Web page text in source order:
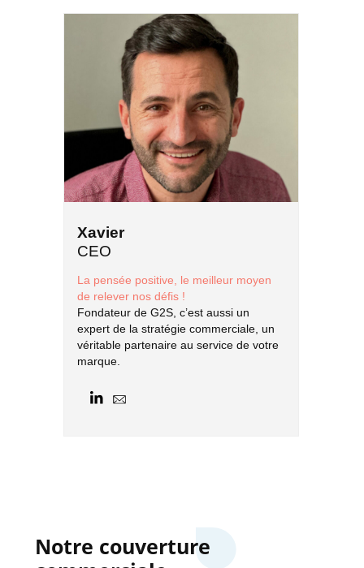
Xavier
CEO
La pensée positive, le meilleur moyen
de relever nos défis !
Fondateur de G2S, c’est aussi un
expert de la stratégie commerciale, un
véritable partenaire au service de votre
marque.
Notre couverture